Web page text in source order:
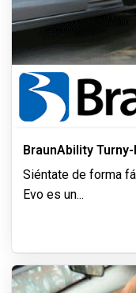
BraunAbility Turny-
Siéntate de forma
Evo es un...